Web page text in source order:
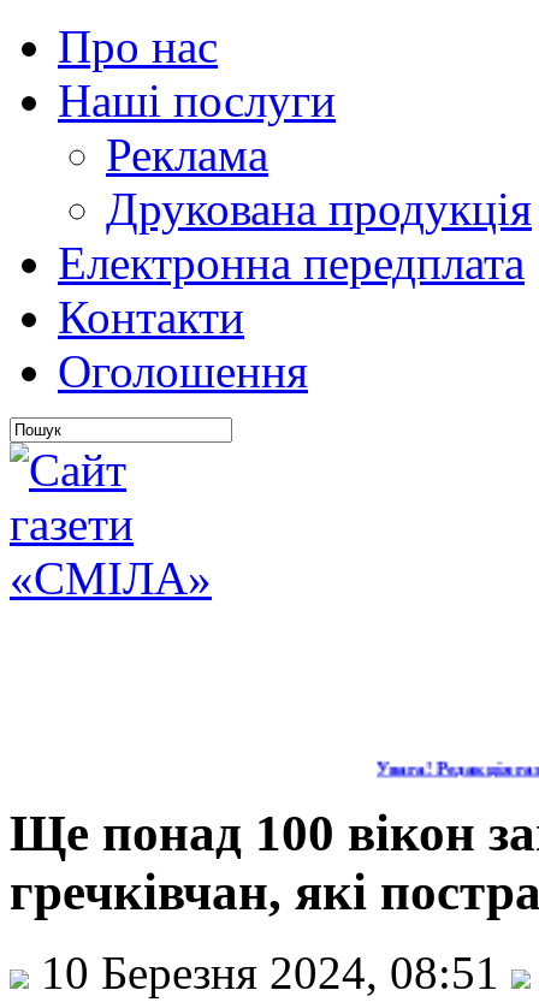
Про нас
Наші послуги
Реклама
Друкована продукція
Електронна передплата
Контакти
Оголошення
Увага! Редакція
Ще понад 100 вікон
гречківчан, які
10 Березня 2024, 08:51